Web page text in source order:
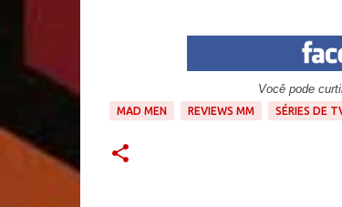
Você pode
MAD MEN REVIEWS MM SÉRIES DE